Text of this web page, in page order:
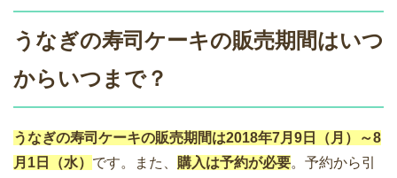
うなぎの寿司ケーキの販売期間はいつ
からいつまで？
うなぎの寿司ケーキの販売期間は2018年7月9日（月）～8
月1日（水） です。また、 購入は予約が必要。予約から引